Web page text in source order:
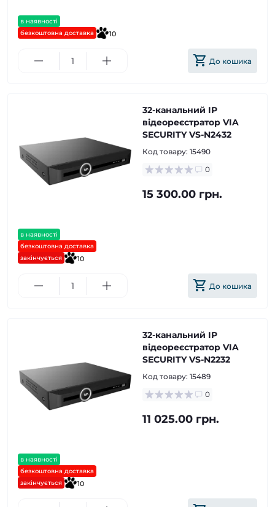
в наявності
безкоштовна доставка
10
До кошика
в наявності
безкоштовна доставка
закінчується
10
32-канальний IP
відеореєстратор VIA
SECURITY VS-N2432
Код товару: 15490
0
15 300.00 грн.
До кошика
в наявності
безкоштовна доставка
закінчується
10
32-канальний IP
відеореєстратор VIA
SECURITY VS-N2232
Код товару: 15489
0
11 025.00 грн.